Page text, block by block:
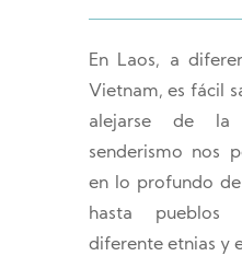
En Laos, a
Vietnam, es fácil
alejarse de la
senderismo nos
en lo profundo
hasta
diferente etnias y